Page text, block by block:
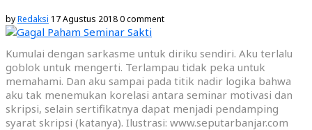
byRedaksi 17 Agustus 20180 comment
Kumulai dengan sarkasme untuk diriku sendiri. Aku terlalu
goblok untuk mengerti. Terlampau tidak peka untuk
memahami. Dan aku sampai pada titik nadir logika bahwa
aku tak menemukan korelasi antara seminar motivasi dan
skripsi, selain sertifikatnya dapat menjadi pendamping
syarat skripsi (katanya). Ilustrasi: www.seputarbanjar.com